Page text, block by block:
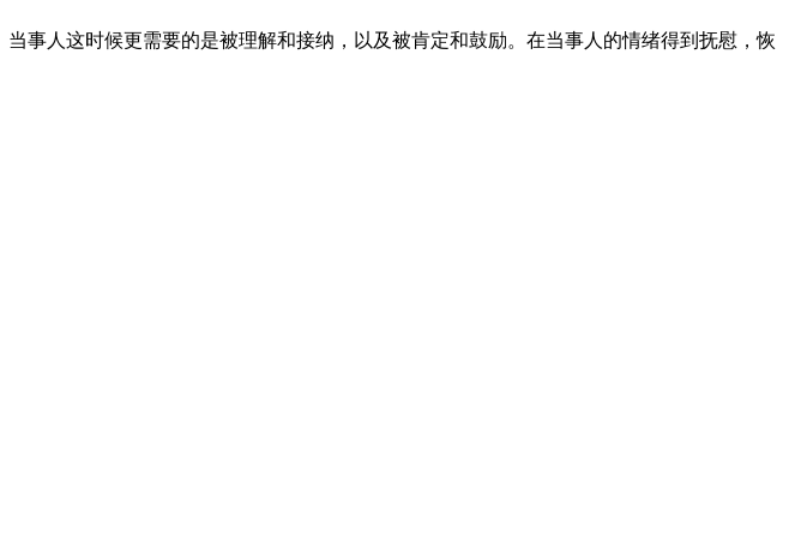
事人这时候更需要的是被理解和接纳，以及被肯定和鼓励。在当事人的情绪得到抚慰，恢